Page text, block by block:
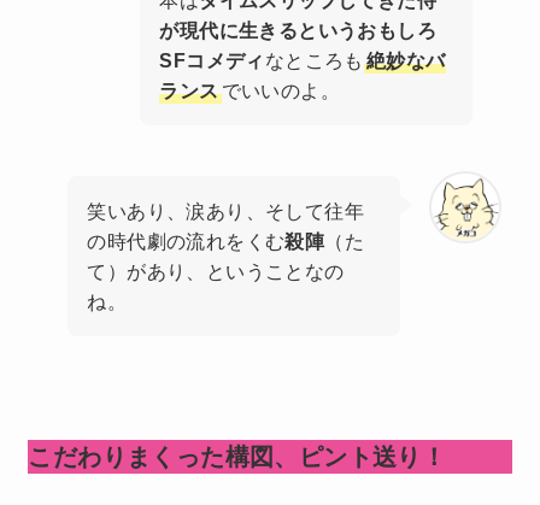
が現代に生きるというおもしろ
SFコメディ なところも 絶妙なバ
ランスでいいのよ。
笑いあり、涙あり、そして往年
の時代劇の流れをくむ殺陣（た
て）があり、ということなの
ね。
こだわりまくった構図、ピント送り！